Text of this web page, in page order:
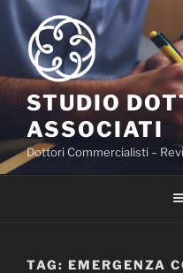
Salta
contenuto
STUDIO
ASSOCIATI
Dottori Commercialisti –
TAG: EMERGENZA